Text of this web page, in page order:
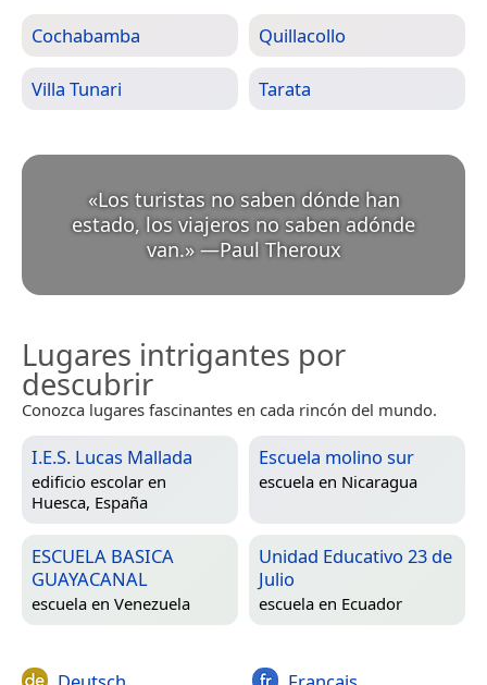
Cochabamba Quillacollo
Villa Tunari Tarata
«Los turistas no saben dónde han
estado, los viajeros no saben adónde
van.» —Paul Theroux
Lugares intrigantes por
descubrir
Conozca lugares fascinantes en cada rincón del mundo.
I.E.S. Lucas Mallada
edificio escolar en
Huesca, España
Escuela molino sur
escuela en Nicaragua
ESCUELA BASICA
GUAYACANAL
escuela en Venezuela
Unidad Educativo 23 de
Julio
escuela en Ecuador